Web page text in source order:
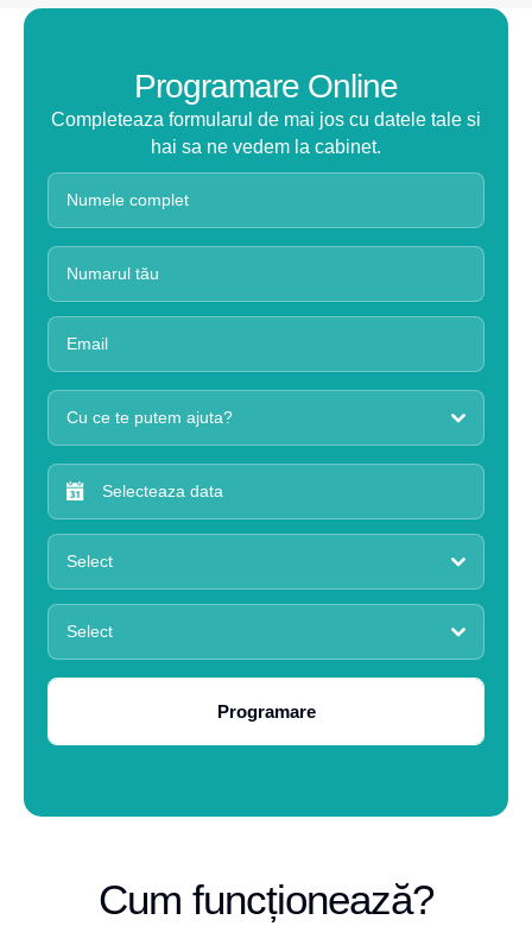
Programare Online
Completeaza formularul de mai jos cu datele tale si
hai sa ne vedem la cabinet.
Cu ce te putem ajuta?
Select
Select
Programare
Cum funcționează?